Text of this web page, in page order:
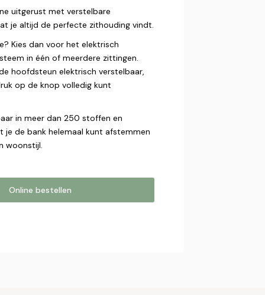
uitgerust met verstelbare
je altijd de perfecte zithouding vindt.
Kies dan voor het elektrisch
in één of meerdere zittingen.
hoofdsteun elektrisch verstelbaar,
op de knop volledig kunt
in meer dan 250 stoffen en
je de bank helemaal kunt afstemmen
woonstijl.
Online bestellen